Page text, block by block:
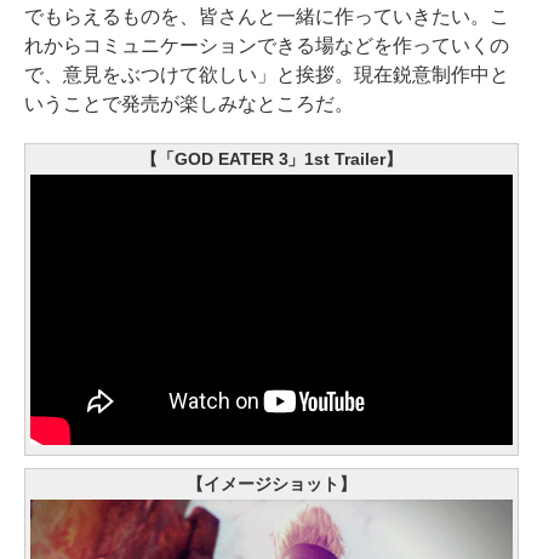
でもらえるものを、皆さんと一緒に作っていきたい。こ
れからコミュニケーションできる場などを作っていくの
で、意見をぶつけて欲しい」と挨拶。現在鋭意制作中と
いうことで発売が楽しみなところだ。
【「GOD EATER 3」1st Trailer】
【イメージショット】